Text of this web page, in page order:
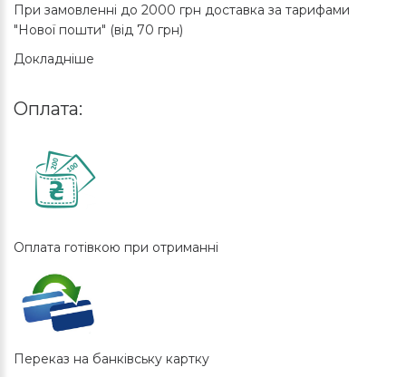
При замовленні до 2000 грн доставка за тарифами
"Нової пошти" (від 70 грн)
Докладніше
Оплата:
Оплата готівкою при отриманні
Переказ на банківську картку